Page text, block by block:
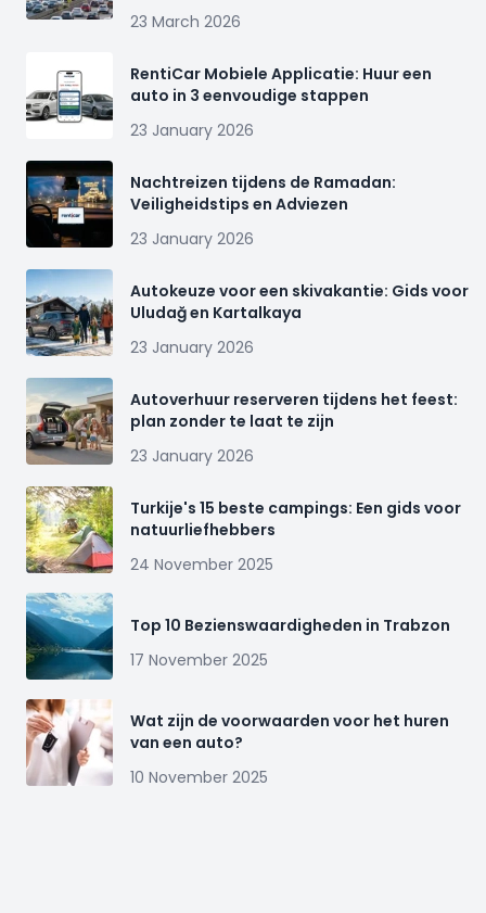
23 March 2026
RentiCar Mobiele Applicatie: Huur een
auto in 3 eenvoudige stappen
23 January 2026
Nachtreizen tijdens de Ramadan:
Veiligheidstips en Adviezen
23 January 2026
Autokeuze voor een skivakantie: Gids voor
Uludağ en Kartalkaya
23 January 2026
Autoverhuur reserveren tijdens het feest:
plan zonder te laat te zijn
23 January 2026
Turkije's 15 beste campings: Een gids voor
natuurliefhebbers
24 November 2025
Top 10 Bezienswaardigheden in Trabzon
17 November 2025
Wat zijn de voorwaarden voor het huren
van een auto?
10 November 2025